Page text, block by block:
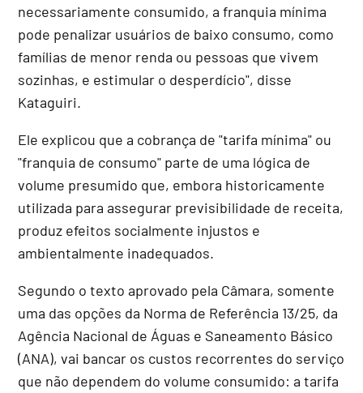
necessariamente consumido, a franquia mínima
pode penalizar usuários de baixo consumo, como
famílias de menor renda ou pessoas que vivem
sozinhas, e estimular o desperdício", disse
Kataguiri.
Ele explicou que a cobrança de "tarifa mínima" ou
"franquia de consumo" parte de uma lógica de
volume presumido que, embora historicamente
utilizada para assegurar previsibilidade de receita,
produz efeitos socialmente injustos e
ambientalmente inadequados.
Segundo o texto aprovado pela Câmara, somente
uma das opções da Norma de Referência 13/25, da
Agência Nacional de Águas e Saneamento Básico
(ANA), vai bancar os custos recorrentes do serviço
que não dependem do volume consumido: a tarifa